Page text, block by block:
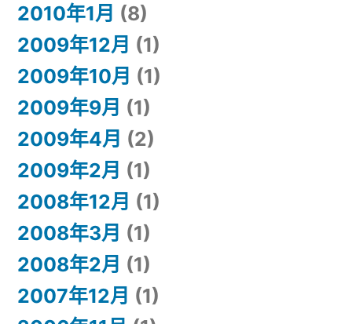
2010年1月 (8)
2009年12月 (1)
2009年10月 (1)
2009年9月 (1)
2009年4月 (2)
2009年2月 (1)
2008年12月 (1)
2008年3月 (1)
2008年2月 (1)
2007年12月 (1)